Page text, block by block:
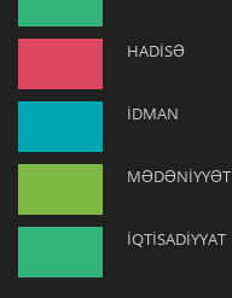
HADİSƏ
İDMAN
MƏDƏNİYYƏT
İQTİSADİYYAT